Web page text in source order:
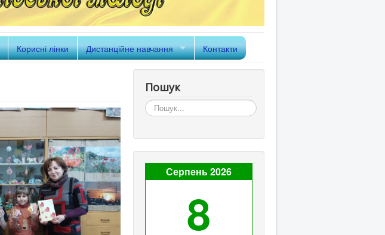
Корисні лінки Дистанційне навчання Контакти
Пошук
Пошук...
Серпень 2026
8